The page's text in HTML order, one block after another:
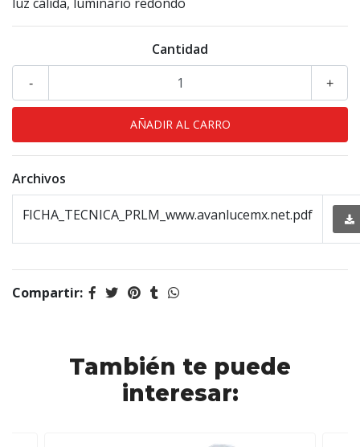
Cantidad
+
-
Archivos
FICHA_TECNICA_PRLM_www.avanlucemx.net.pdf
Compartir:
También te puede
interesar: